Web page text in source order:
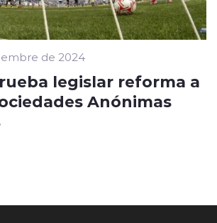
de 2024
legislar reforma a
Anónimas